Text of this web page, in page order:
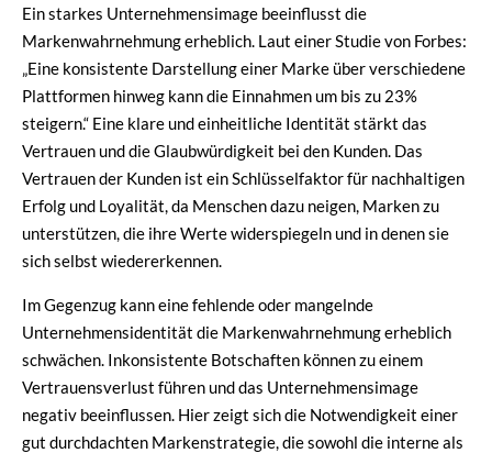
Ein starkes Unternehmensimage beeinflusst die
Markenwahrnehmung erheblich. Laut einer Studie von Forbes:
„Eine konsistente Darstellung einer Marke über verschiedene
Plattformen hinweg kann die Einnahmen um bis zu 23%
steigern.“ Eine klare und einheitliche Identität stärkt das
Vertrauen und die Glaubwürdigkeit bei den Kunden. Das
Vertrauen der Kunden ist ein Schlüsselfaktor für nachhaltigen
Erfolg und Loyalität, da Menschen dazu neigen, Marken zu
unterstützen, die ihre Werte widerspiegeln und in denen sie
sich selbst wiedererkennen.
Im Gegenzug kann eine fehlende oder mangelnde
Unternehmensidentität die Markenwahrnehmung erheblich
schwächen. Inkonsistente Botschaften können zu einem
Vertrauensverlust führen und das Unternehmensimage
negativ beeinflussen. Hier zeigt sich die Notwendigkeit einer
gut durchdachten Markenstrategie, die sowohl die interne als